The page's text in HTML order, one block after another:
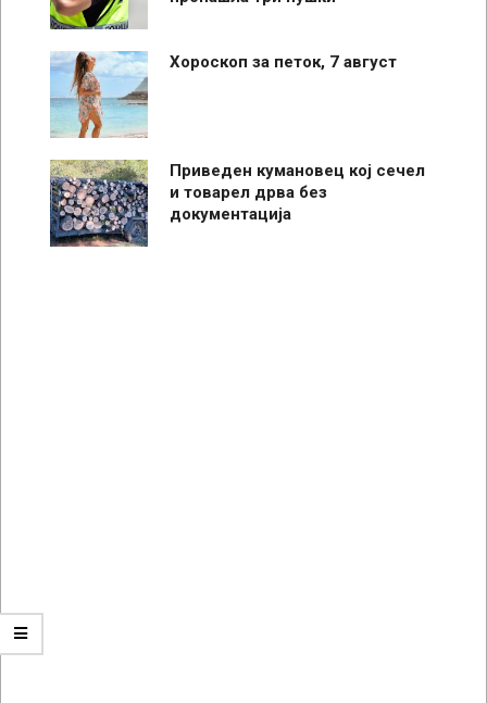
Хороскоп за петок, 7 август
Приведен кумановец кој сечел
и товарел дрва без
документација